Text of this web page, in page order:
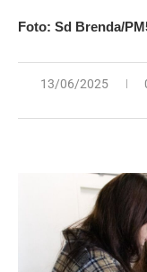
Foto: Sd Brenda/
13/06/2025